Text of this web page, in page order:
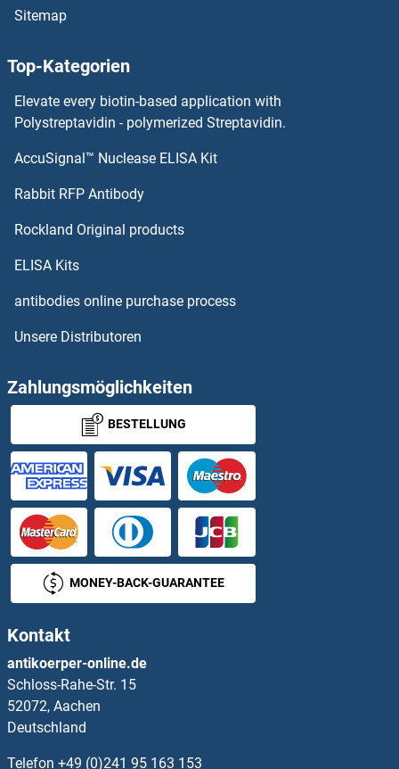
GNG2 Antikörper
GNG13 Antikörper
GNG12 Antikörper
GNRHR Antikörper
GNRPX Antikörper
GNS Antikörper
GOLGA1 Antikörper
GOLGA4 Antikörper
GOLGA5 Antikörper
GOLGA6A Antikörper
GOLGA6B Antikörper
GOLGA7B Antikörper
GOLGA8A Antikörper
GOLGA8B Antikörper
Sitemap
Top-Kategorien
Elevate every biotin-based application with
Polystreptavidin - polymerized Streptavidin.
AccuSignal™ Nuclease ELISA Kit
Rabbit RFP Antibody
Rockland Original products
ELISA Kits
antibodies online purchase process
Unsere Distributoren
Zahlungsmöglichkeiten
BESTELLUNG
MONEY-BACK-GUARANTEE
Kontakt
antikoerper-online.de
Schloss-Rahe-Str. 15
52072, Aachen
Deutschland
Telefon +49 (0)241 95 163 153